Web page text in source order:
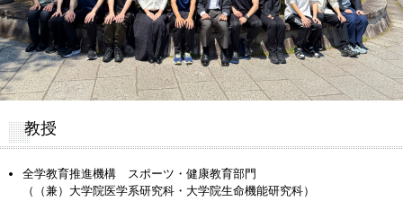
教授
全学教育推進機構 スポーツ・健康教育部門
（（兼）大学院医学系研究科・大学院生命機能研究科）